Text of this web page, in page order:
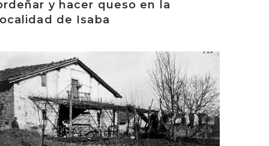
y hacer queso en la
de Isaba